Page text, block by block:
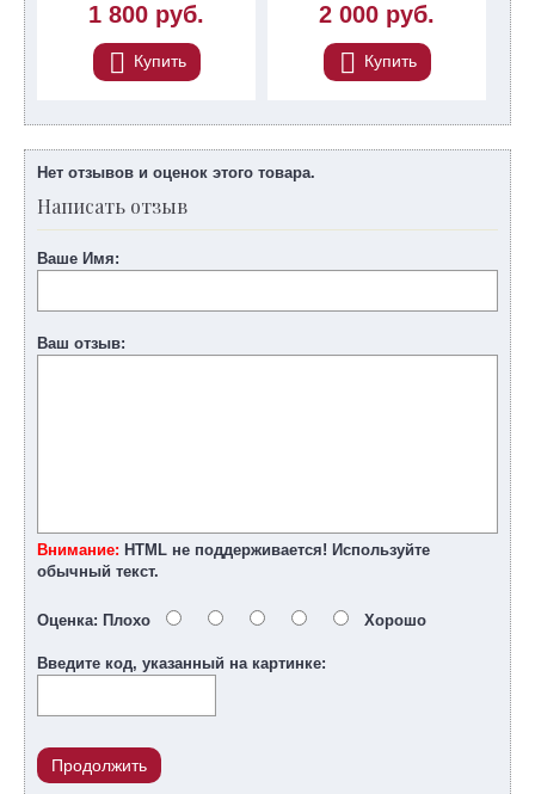
1 800 руб.
Купить
2 000 руб.
Купить
Нет отзывов и оценок этого товара.
Написать отзыв
Ваше Имя:
Ваш отзыв:
Внимание: HTML не поддерживается! Используйте
обычный текст.
Оценка: Плохо Хорошо
Введите код, указанный на картинке:
Продолжить